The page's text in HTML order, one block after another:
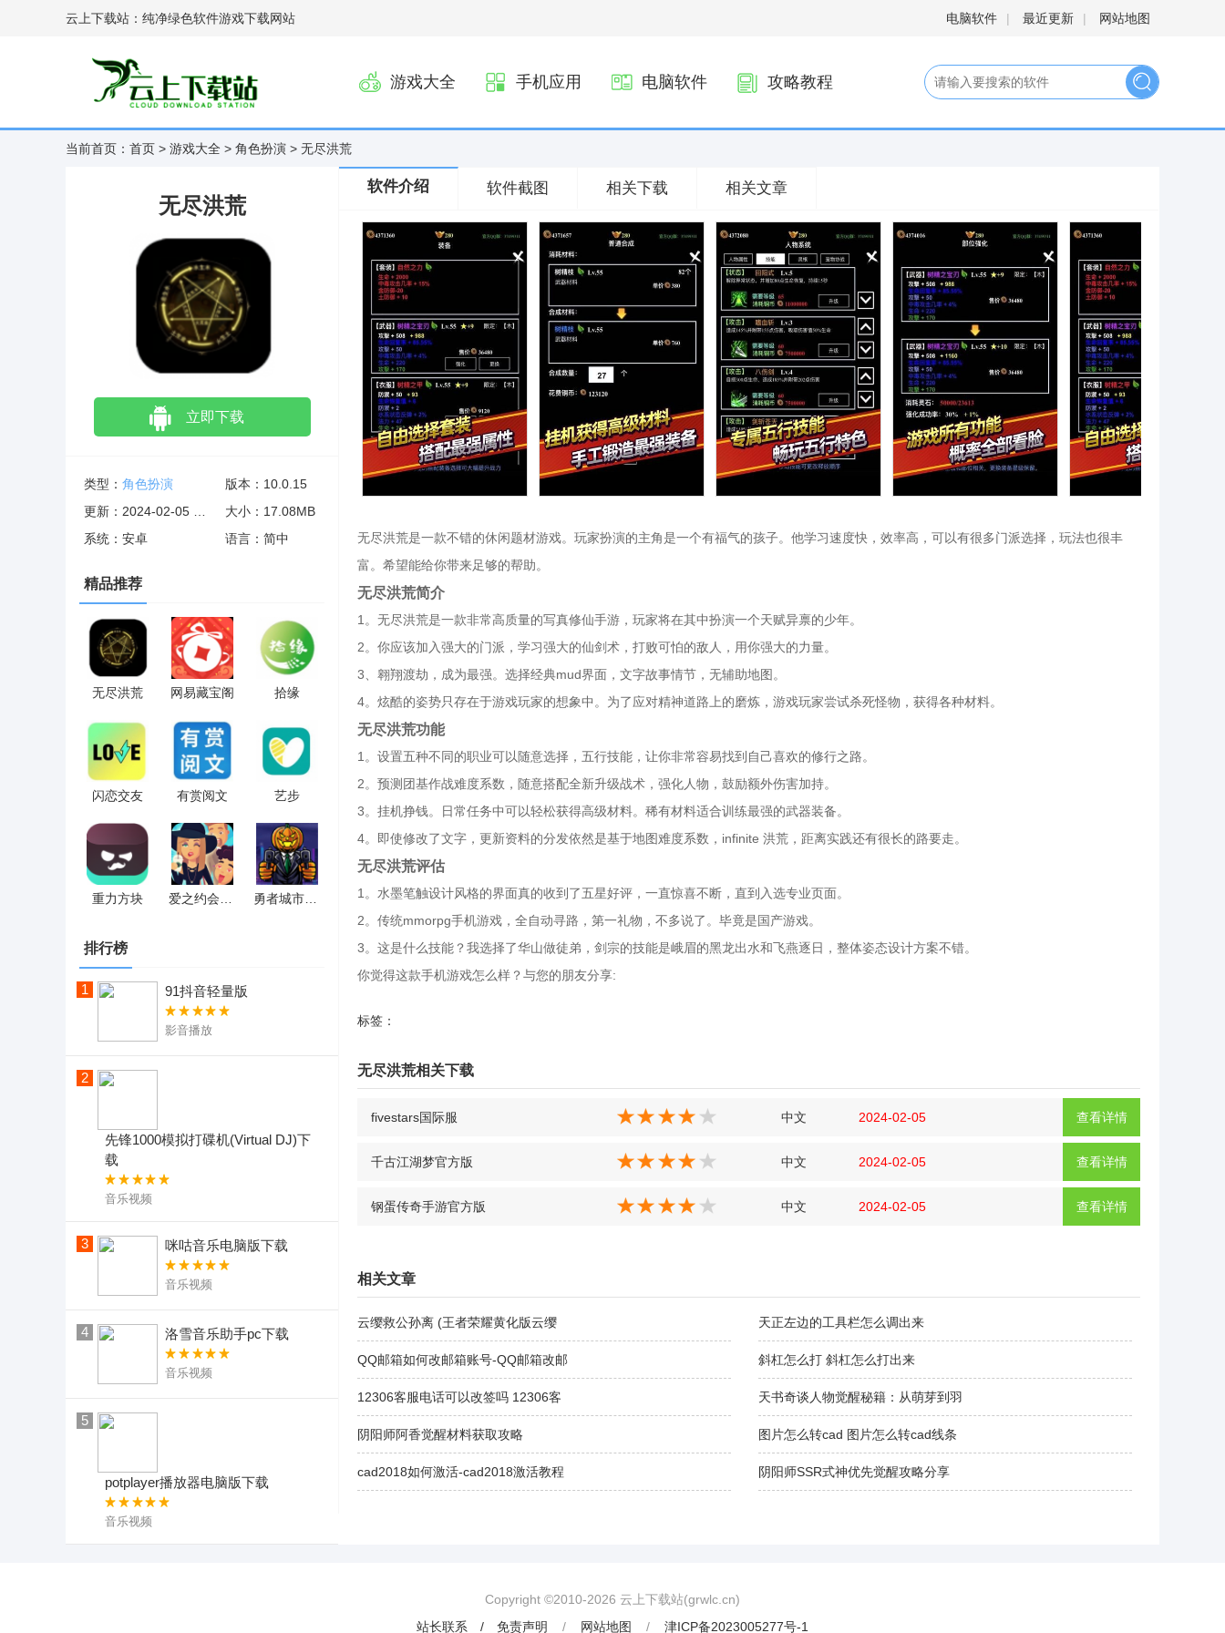
云上下载站：纯净绿色软件游戏下载网站 电脑软件 | 最近更新 | 网站地图
游戏大全 手机应用 电脑软件 攻略教程
当前首页： 首页 > 游戏大全 > 角色扮演 > 无尽洪荒
无尽洪荒
立即下载
类型： 角色扮演
版本：10.0.15
大小：17.08MB
系统：安卓
语言：简中
精品推荐
无尽洪荒 网易藏宝阁 拾缘
闪恋交友 有赏阅文 艺步
重力方块
排行榜
1 91抖音轻量版
影音播放
2
先锋1000模拟打碟机(Virtual DJ)下
载
音乐视频
3 咪咕音乐电脑版下载
音乐视频
4 洛雪音乐助手pc下载
音乐视频
5
potplayer播放器电脑版下载
音乐视频
软件介绍 软件截图 相关下载 相关文章
无尽洪荒是一款不错的休闲题材游戏。玩家扮演的主角是一个有福气的孩子。他学习速度快，效率高，可以有很多门派选择，玩法也很丰
富。希望能给你带来足够的帮助。
无尽洪荒简介
1。无尽洪荒是一款非常高质量的写真修仙手游，玩家将在其中扮演一个天赋异禀的少年。
2。你应该加入强大的门派，学习强大的仙剑术，打败可怕的敌人，用你强大的力量。
3、翱翔渡劫，成为最强。选择经典mud界面，文字故事情节，无辅助地图。
4。炫酷的姿势只存在于游戏玩家的想象中。为了应对精神道路上的磨炼，游戏玩家尝试杀死怪物，获得各种材料。
无尽洪荒功能
1。设置五种不同的职业可以随意选择，五行技能，让你非常容易找到自己喜欢的修行之路。
2。预测团基作战难度系数，随意搭配全新升级战术，强化人物，鼓励额外伤害加持。
3。挂机挣钱。日常任务中可以轻松获得高级材料。稀有材料适合训练最强的武器装备。
4。即使修改了文字，更新资料的分发依然是基于地图难度系数，infinite 洪荒，距离实践还有很长的路要走。
无尽洪荒评估
1。水墨笔触设计风格的界面真的收到了五星好评，一直惊喜不断，直到入选专业页面。
2。传统mmorpg手机游戏，全自动寻路，第一礼物，不多说了。毕竟是国产游戏。
3。这是什么技能？我选择了华山做徒弟，剑宗的技能是峨眉的黑龙出水和飞燕逐日，整体姿态设计方案不错。
你觉得这款手机游戏怎么样？与您的朋友分享:
标签：
无尽洪荒相关下载
查看详情
fivestars国际服 中文 2024-02-05
查看详情
千古江湖梦官方版 中文 2024-02-05
查看详情
钢蛋传奇手游官方版 中文 2024-02-05
相关文章
云缨救公孙离 (王者荣耀黄化版云缨 天正左边的工具栏怎么调出来
QQ邮箱如何改邮箱账号-QQ邮箱改邮 斜杠怎么打 斜杠怎么打出来
12306客服电话可以改签吗 12306客 天书奇谈人物觉醒秘籍：从萌芽到羽
阴阳师阿香觉醒材料获取攻略 图片怎么转cad 图片怎么转cad线条
cad2018如何激活-cad2018激活教程 阴阳师SSR式神优先觉醒攻略分享
Copyright ©2010-2026 云上下载站(grwlc.cn)
站长联系 / 免责声明
/ 网站地图 / 津ICP备2023005277号-1